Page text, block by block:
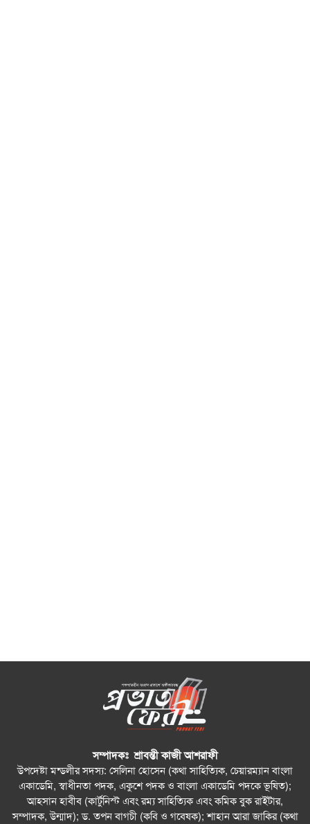
সম্পাদকঃ শ্রাবন্তী কাজী আশরাফী
উপদেষ্টা মন্ডলীর সদস্য: সেলিনা হোসেন (কথা সাহিত্যিক, চেয়ারম্যান বাংলা
একাডেমি, স্বাধীনতা পদক, একুশে পদক ও বাংলা একাডেমি পদকে ভূষিত);
আহসান হাবীব (কার্টুনিস্ট এবং রম্য সাহিত্যিক এবং কমিক বুক রাইটার,
সম্পাদক, উন্মাদ); ড. তপন বাগচী (কবি ও গবেষক); শাহান আরা জাকির (কথা